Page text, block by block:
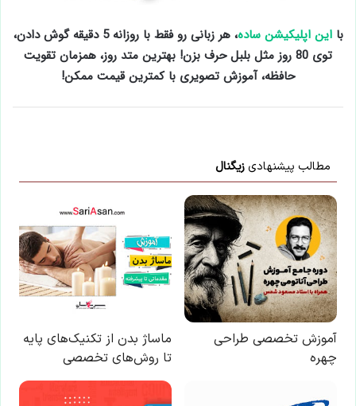
بااین اپلیکیشن ساده
، هر زبانی رو فقط با روزانه 5 دقیقه گوش دادن،
توی 80 روز مثل بلبل حرف بزن! بهترین متد روز، همزمان تقویت
حافظه، آموزش تصویری با کمترین قیمت ممکن!